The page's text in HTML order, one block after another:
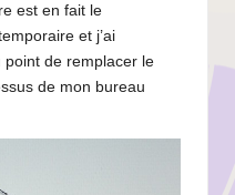
est en fait le
et j’ai
de remplacer le
de mon bureau